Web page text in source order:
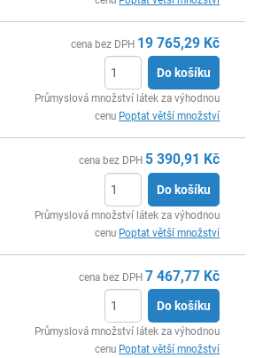
cena bez DPH 19 765,29 Kč
Do košíku
Průmyslová množství látek za výhodnou
cenu Poptat větší množství
cena bez DPH 5 390,91 Kč
Do košíku
Průmyslová množství látek za výhodnou
cenu Poptat větší množství
cena bez DPH 7 467,77 Kč
Do košíku
Průmyslová množství látek za výhodnou
cenu Poptat větší množství